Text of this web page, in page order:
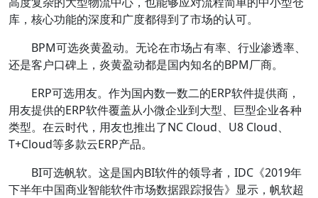
库，核心功能的深度和广度都得到了市场的认可。
BPM可选炎黄盈动。无论在市场占有率、行业渗透率、
还是客户口碑上，炎黄盈动都是国内知名的BPM厂商。
ERP可选用友。作为国内数一数二的ERP软件提供商，
用友提供的ERP软件覆盖从小微企业到大型、巨型企业各种
类型。在云时代，用友也推出了NC Cloud、U8 Cloud、
T+Cloud等多款云ERP产品。
BI可选帆软。这是国内BI软件的领导者，IDC《2019年
下半年中国商业智能软件市场数据跟踪报告》显示，帆软超